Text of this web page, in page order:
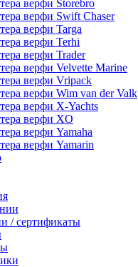
верфи Storebro
верфи Swift Chaser
верфи Targa
верфи Terhi
верфи Trader
верфи Velvette Marine
верфи Vripack
верфи Wim van der Valk
верфи X-Yachts
верфи XO
верфи Yamaha
верфи Yamarin
/ сертификаты